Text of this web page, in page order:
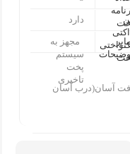
دارد
مجهز به
سیستم
پخت
تاخیری
آسان(درب آسان